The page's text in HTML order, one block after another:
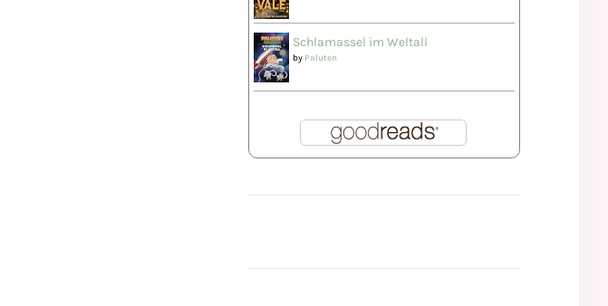
Schlamassel im Weltall
by Paluten